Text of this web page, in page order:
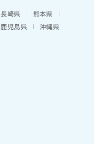
長崎県
熊本県
鹿児島県 沖縄県